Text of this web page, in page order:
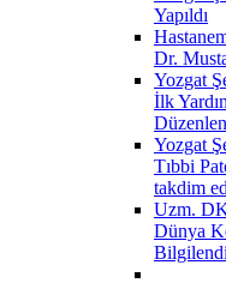
Yapıldı
Dr.
Yozgat
İlk
Yozgat
Tıbbi
takdim
Uzm.
Dünya